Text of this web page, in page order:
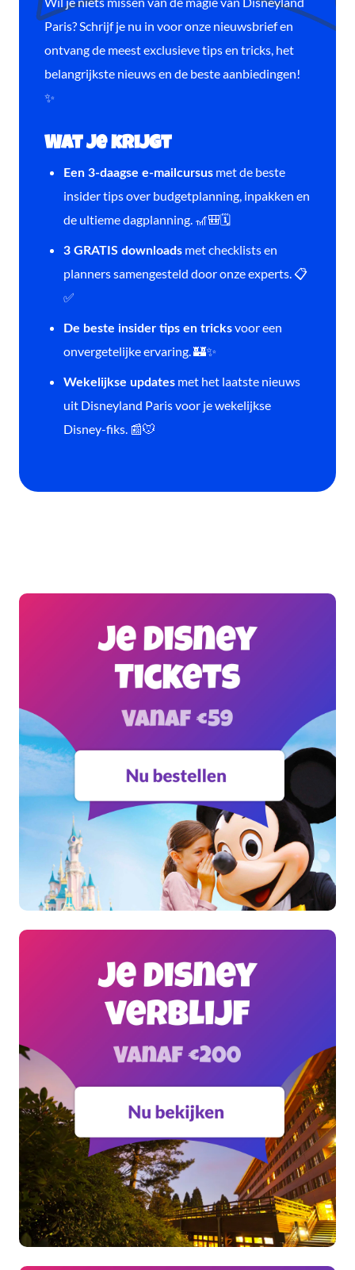
Paris? Schrijf je nu in voor onze nieuwsbrief en
ontvang de meest exclusieve tips en tricks, het
belangrijkste nieuws en de beste aanbiedingen!
✨
Wat je krijgt
Een 3-daagse e-mailcursus met de beste
insider tips over budgetplanning, inpakken en
de ultieme dagplanning. 🎢🎒🗓️
3 GRATIS downloads met checklists en
planners samengesteld door onze experts. 📋
✅
De beste insider tips en tricksvoor een
onvergetelijke ervaring. 🏰✨
Wekelijkse updates met het laatste nieuws
uit Disneyland Paris voor je wekelijkse
Disney-fiks. 📰🐭